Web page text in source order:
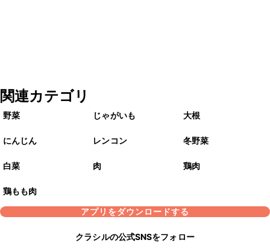
関連カテゴリ
野菜 じゃがいも 大根
にんじん レンコン 冬野菜
白菜 肉 鶏肉
鶏もも肉
アプリをダウンロードする
クラシルの公式SNSをフォロー